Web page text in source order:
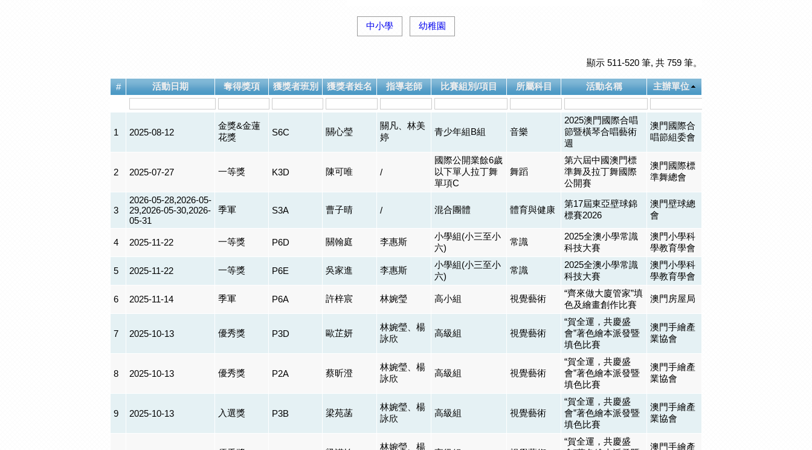
中小學 幼稚園
顯示 511-520 筆, 共 759 筆。
# 活動日期 奪得獎項 獲獎者班別 獲獎者姓名 指導老師 比賽組別/項目 所屬科目 活動名稱 主辦單位
1 2025-08-12
金獎&金蓮
花獎
S6C 關心瑩
關凡、林美
婷
青少年組B組 音樂
2025澳門國際合唱
節暨橫琴合唱藝術
週
澳門國際合
唱節組委會
2 2025-07-27 一等獎 K3D 陳可唯 /
國際公開業餘6歲
以下單人拉丁舞
單項C
舞蹈
第六屆中國澳門標
準舞及拉丁舞國際
公開賽
澳門國際標
準舞總會
3
2026-05-28,2026-05-
29,2026-05-30,2026-
05-31
季軍 S3A 曹子晴 / 混合團體 體育與健康
第17屆東亞壁球錦
標賽2026
澳門壁球總
會
4 2025-11-22 一等獎 P6D 關翰庭 李惠斯
小學組(小三至小
六)
常識
2025全澳小學常識
科技大賽
澳門小學科
學教育學會
5 2025-11-22 一等獎 P6E 吳家進 李惠斯
小學組(小三至小
六)
常識
2025全澳小學常識
科技大賽
澳門小學科
學教育學會
6 2025-11-14 季軍 P6A 許梓宸 林婉瑩 高小組 視覺藝術
“齊來做大廈管家”填
色及繪畫創作比賽
澳門房屋局
7 2025-10-13 優秀獎 P3D 歐芷妍
林婉瑩、楊
詠欣
高級組 視覺藝術
“賀全運，共慶盛
會”著色繪本派發暨
填色比賽
澳門手繪產
業協會
8 2025-10-13 優秀獎 P2A 蔡昕澄
林婉瑩、楊
詠欣
高級組 視覺藝術
“賀全運，共慶盛
會”著色繪本派發暨
填色比賽
澳門手繪產
業協會
9 2025-10-13 入選獎 P3B 梁苑菡
林婉瑩、楊
詠欣
高級組 視覺藝術
“賀全運，共慶盛
會”著色繪本派發暨
填色比賽
澳門手繪產
業協會
林婉瑩、楊
“賀全運，共慶盛
澳門手繪產